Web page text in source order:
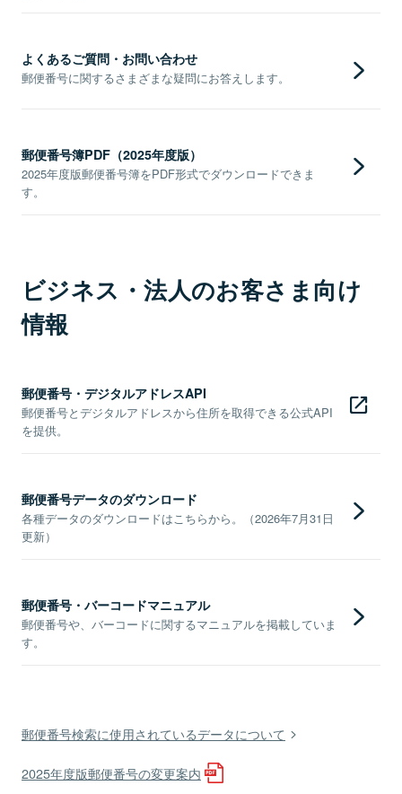
よくあるご質問・お問い合わせ
郵便番号に関するさまざまな疑問にお答えします。
郵便番号簿PDF（2025年度版）
2025年度版郵便番号簿をPDF形式でダウンロードできま
す。
ビジネス・法人のお客さま向け
情報
郵便番号・デジタルアドレスAPI
郵便番号とデジタルアドレスから住所を取得できる公式API
を提供。
郵便番号データのダウンロード
各種データのダウンロードはこちらから。（2026年7月31日
更新）
郵便番号・バーコードマニュアル
郵便番号や、バーコードに関するマニュアルを掲載していま
す。
郵便番号検索に使用されているデータについて
2025年度版郵便番号の変更案内